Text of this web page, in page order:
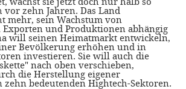
zehn Jahren. Das Land
mehr, sein Wachstum von
Exporten und Produktionen abhängig
will seinen Heimatmarkt entwickeln,
Bevölkerung erhöhen und in
investieren. Sie will auch die
nach oben verschieben,
die Herstellung eigener
bedeutenden Hightech-Sektoren.